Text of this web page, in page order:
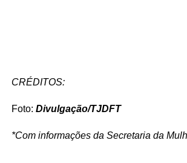
CRÉDITOS:
Foto: Divulgação/TJDFT
*Com informações da Secretaria da